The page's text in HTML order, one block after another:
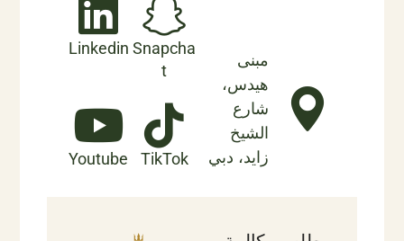
مبنى
هيدس،
شارع
الشيخ
زايد، دبي
Snapcha
t
Linkedin
TikTok
Youtube